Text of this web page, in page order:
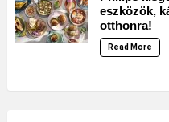
eszközök,
otthonra!
Read More